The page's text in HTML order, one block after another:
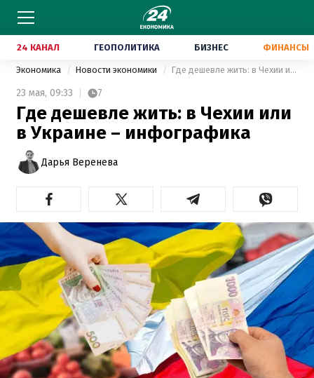
24 КАНАЛ ГЕОПОЛИТИКА БИЗНЕС ФИНАНСЫ
Экономика Новости экономики Где дешевле жить: в Чехии или в Украине – инфографика
23 мая, 09:33 7
Где дешевле жить: в Чехии или
в Украине – инфографика
Дарья Веренева